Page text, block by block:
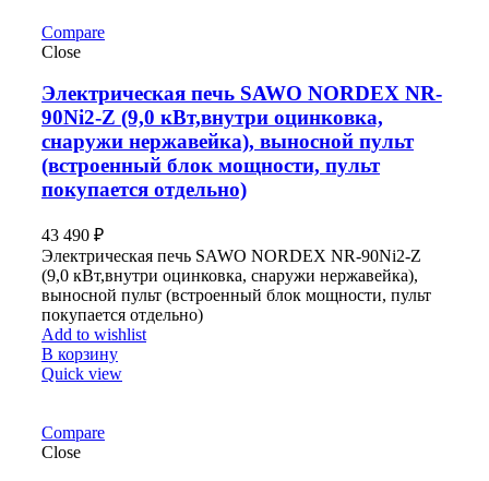
Compare
Close
Электрическая печь SAWO NORDEX NR-
90Ni2-Z (9,0 кВт,внутри оцинковка,
снаружи нержавейка), выносной пульт
(встроенный блок мощности, пульт
покупается отдельно)
43 490 ₽
Электрическая печь SAWO NORDEX NR-90Ni2-Z
(9,0 кВт,внутри оцинковка, снаружи нержавейка),
выносной пульт (встроенный блок мощности, пульт
покупается отдельно)
Add to wishlist
В корзину
Quick view
Compare
Close